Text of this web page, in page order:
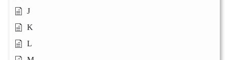
J
K
L